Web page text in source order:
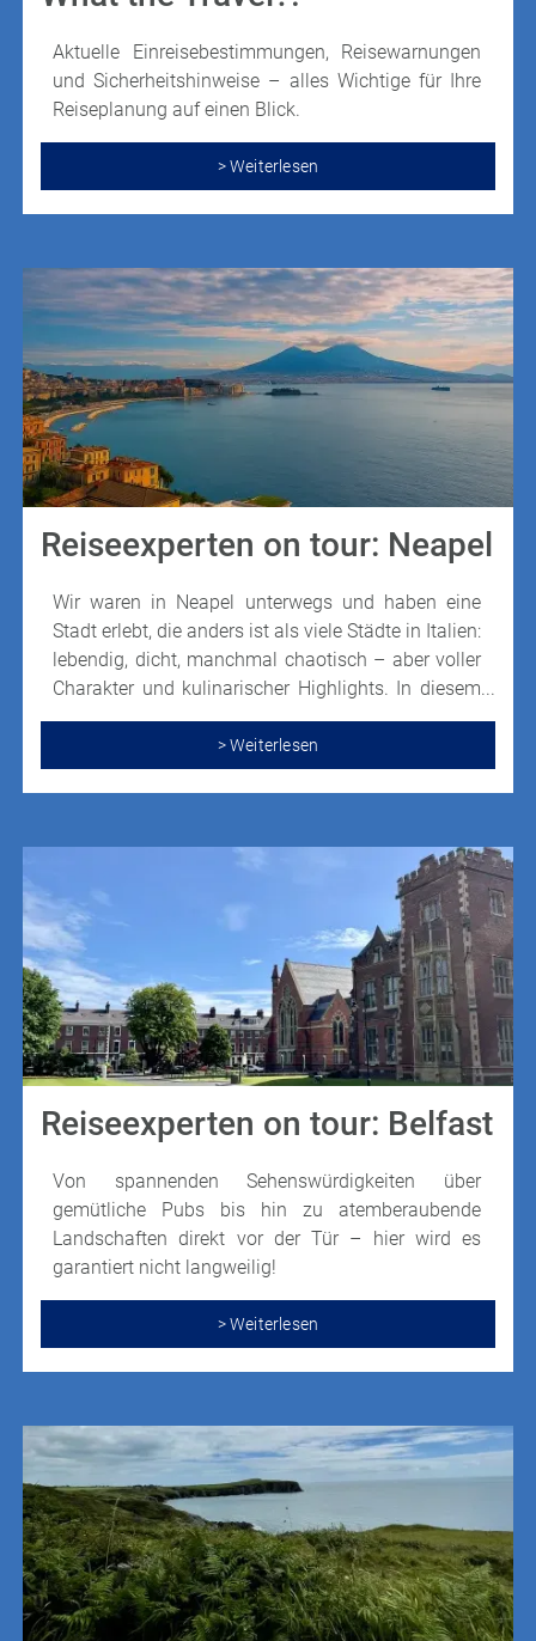
Aktuelle Einreisebestimmungen, Reisewarnungen
und Sicherheitshinweise – alles Wichtige für Ihre
Reiseplanung auf einen Blick.
> Weiterlesen
Reiseexperten on tour: Neapel
Wir waren in Neapel unterwegs und haben eine
Stadt erlebt, die anders ist als viele Städte in Italien:
lebendig, dicht, manchmal chaotisch – aber voller
Charakter und kulinarischer Highlights. In diesem
Beitrag teilen wir unsere Eindrücke,
Beobachtungen und praktische Tipps für alle, die
Neapel entdecken möchten.
> Weiterlesen
Reiseexperten on tour: Belfast
Von spannenden Sehenswürdigkeiten über
gemütliche Pubs bis hin zu atemberaubende
Landschaften direkt vor der Tür – hier wird es
garantiert nicht langweilig!
> Weiterlesen